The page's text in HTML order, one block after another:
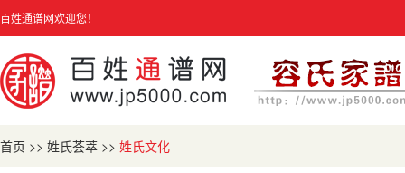
百姓通谱网欢迎您！
首页 >> 姓氏荟萃 >> 姓氏文化